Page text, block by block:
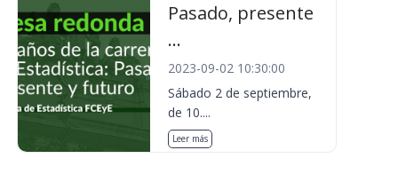
Pasado, presente
...
2023-09-02 10:30:00
Sábado 2 de septiembre,
de 10....
Leer más